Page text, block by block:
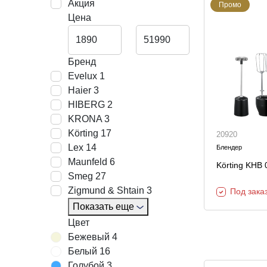
Текстиль
Ковры
Зеркала
Шкуры и меховые
изделия
Консоли
Мебель
прихожей
Акция
Цена
Бренд
Evelux 1
Haier 3
HIBERG 2
KRONA 3
Körting 17
Lex 14
Maunfeld 6
Smeg 27
Zigmund & Shtain 3
Показать еще
Цвет
Бежевый 4
Белый 16
Промо
20920
Блендер
Körting KHB
Под